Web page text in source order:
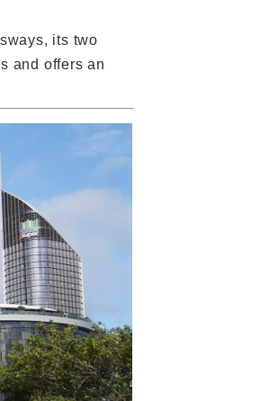
its two
and offers an